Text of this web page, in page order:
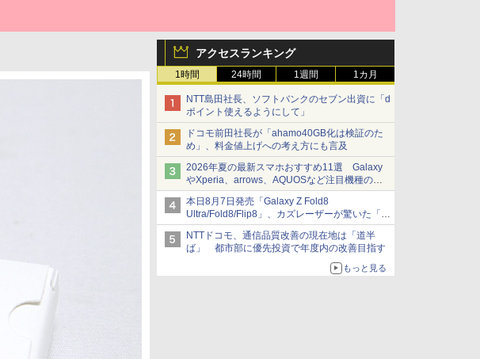
アクセスランキング
1時間 24時間 1週間 1カ月
NTT島田社長、ソフトバンクのセブン出資に「d
ポイント使えるようにして」
ドコモ前田社長が「ahamo40GB化は検証のた
め」、料金値上げへの考え方にも言及
2026年夏の最新スマホおすすめ11選 Galaxy
やXperia、arrows、AQUOSなど注目機種の特
徴は
本日8月7日発売「Galaxy Z Fold8
Ultra/Fold8/Flip8」、カズレーザーが驚いた「そ
ば屋のメニュー並みの薄さ」
NTTドコモ、通信品質改善の現在地は「道半
ば」 都市部に優先投資で年度内の改善目指す
もっと見る